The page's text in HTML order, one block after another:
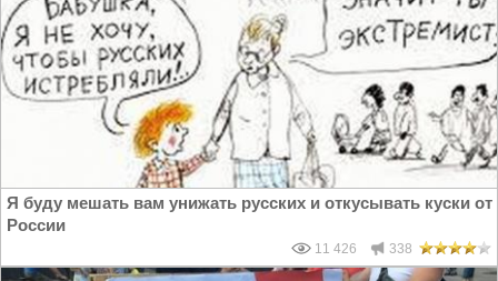
Я буду мешать вам унижать русских и откусывать куски от
России
11 426 338